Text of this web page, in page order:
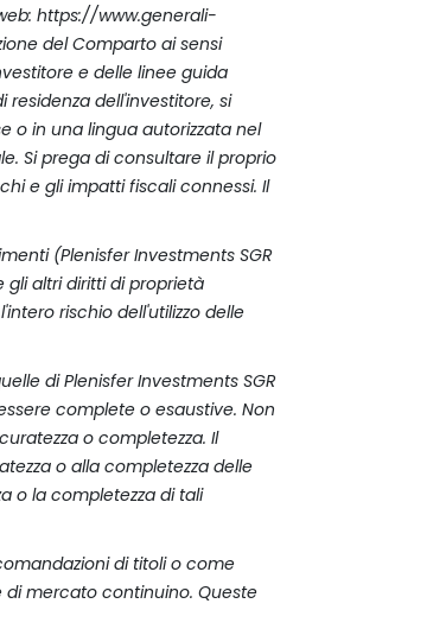
https://www.generali-
del Comparto ai sensi
e delle linee guida
dell'investitore, si
o in una lingua autorizzata nel
Si prega di consultare il proprio
e gli impatti fiscali connessi. Il
(Plenisfer Investments SGR
gli altri diritti di proprietà
rischio dell'utilizzo delle
di Plenisfer Investments SGR
complete o esaustive. Non
o completezza. Il
o alla completezza delle
o la completezza di tali
di titoli o come
di mercato continuino. Queste